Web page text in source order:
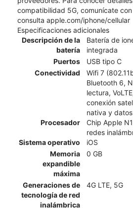
compatibilidad 5G, comunícate
consulta apple.com/iphone/cellular
Especificaciones adicionales
Descripción de la
batería
Batería de
integrada
Puertos
USB tipo C
Conectividad
Wifi 7
Bluetooth 6,
lectura,
conexión
nativa y
Procesador
Chip Apple
redes
Sistema operativo
iOS
Memoria
expandible
máxima
0 GB
Generaciones de
tecnología de red
inalámbrica
4G LTE, 5G